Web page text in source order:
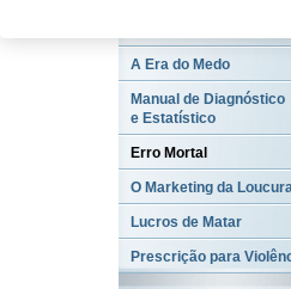
A Era do Medo
Manual de Diagnóstico
e Estatístico
Erro Mortal
O Marketing da
Lucros de Matar
Prescrição para